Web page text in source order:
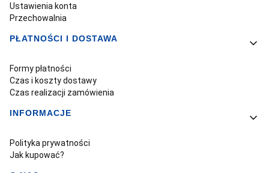
Ustawienia konta
Przechowalnia
PŁATNOŚCI I DOSTAWA
Formy płatności
Czas i koszty dostawy
Czas realizacji zamówienia
INFORMACJE
Polityka prywatności
Jak kupować?